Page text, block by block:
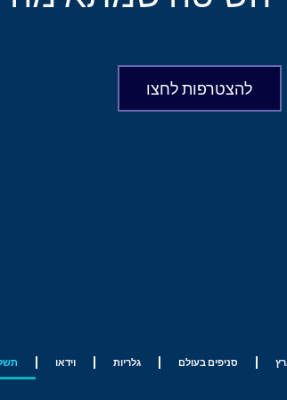
להצטרפות לחצו
סניפים בעולם גלריות וידאו